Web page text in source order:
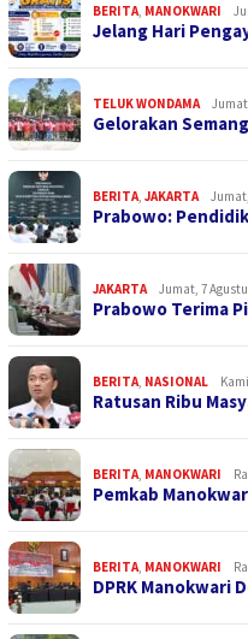
BERITA MANOKWARI
Jelang Hari
TELUK WONDAMA
Gelorakan
BERITA JAKARTA
Prabowo:
JAKARTA Jumat, 7
Prabowo Terima
BERITA NASIONAL
Ratusan Ribu
BERITA MANOKWARI
Pemkab
BERITA MANOKWARI
DPRK Manokwari